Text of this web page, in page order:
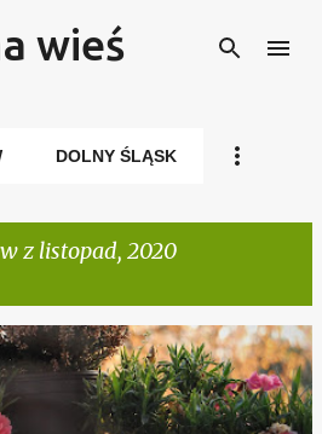
głównej zawartości
wieś
DOLNY ŚLĄSK
z listopad, 2020